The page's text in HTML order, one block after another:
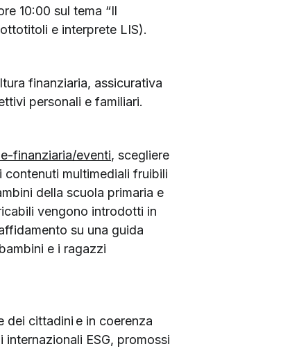
10:00 sul tema “Il
e interprete LIS).
finanziaria, assicurativa
personali e familiari.
finanziaria/eventi, scegliere
contenuti multimediali fruibili
della scuola primaria e
vengono introdotti in
su una guida
e i ragazzi
dei cittadini e in coerenza
ESG, promossi